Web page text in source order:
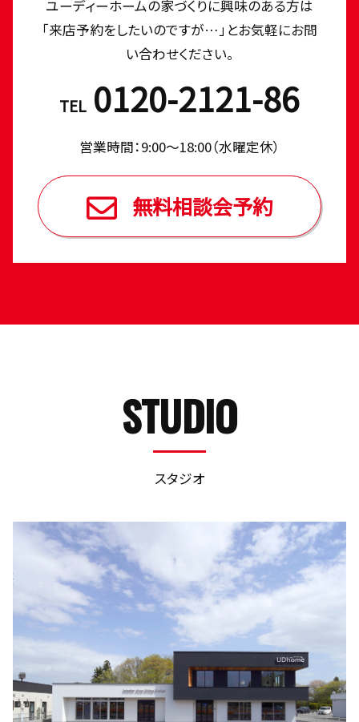
ユーディーホームの家づくりに興味のある⽅は
「来店予約をしたいのですが…」とお気軽にお問
い合わせください。
TEL 0120-2121-86
営業時間：9:00〜18:00（⽔曜定休）
無料相談会予約
STUDIO
スタジオ